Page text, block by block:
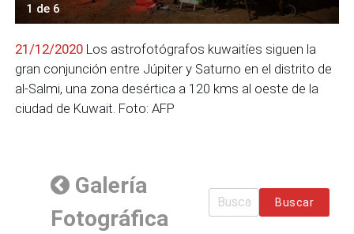
1 de 6
21/12/2020 Los astrofotógrafos kuwaitíes siguen la
gran conjunción entre Júpiter y Saturno en el distrito de
al-Salmi, una zona desértica a 120 kms al oeste de la
ciudad de Kuwait. Foto: AFP
Galería
Fotográfica
Buscar